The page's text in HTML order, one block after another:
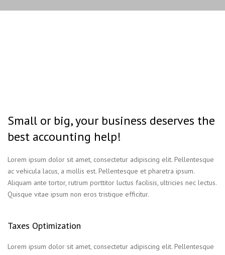
Small or big, your business deserves the
best accounting help!
Lorem ipsum dolor sit amet, consectetur adipiscing elit. Pellentesque
ac vehicula lacus, a mollis est. Pellentesque et pharetra ipsum.
Aliquam ante tortor, rutrum porttitor luctus facilisis, ultricies nec lectus.
Quisque vitae ipsum non eros tristique efficitur.
Taxes Optimization
Lorem ipsum dolor sit amet, consectetur adipiscing elit. Pellentesque